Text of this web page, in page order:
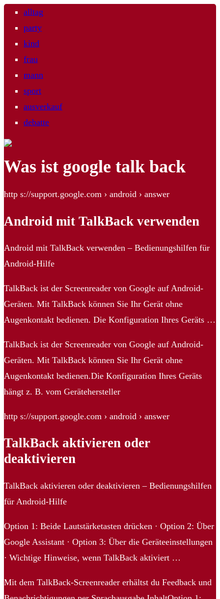
alltag
party
kind
frau
mann
sport
ausverkauf
debatte
Was ist google talk back
http s://support.google.com › android › answer
Android mit TalkBack verwenden
Android mit TalkBack verwenden – Bedienungshilfen für
Android-Hilfe
TalkBack ist der Screenreader von Google auf Android-
Geräten. Mit TalkBack können Sie Ihr Gerät ohne
Augenkontakt bedienen. Die Konfiguration Ihres Geräts …
TalkBack ist der Screenreader von Google auf Android-
Geräten. Mit TalkBack können Sie Ihr Gerät ohne
Augenkontakt bedienen.Die Konfiguration Ihres Geräts
hängt z. B. vom Gerätehersteller
http s://support.google.com › android › answer
TalkBack aktivieren oder
deaktivieren
TalkBack aktivieren oder deaktivieren – Bedienungshilfen
für Android-Hilfe
Option 1: Beide Lautstärketasten drücken · Option 2: Über
Google Assistant · Option 3: Über die Geräteeinstellungen
· Wichtige Hinweise, wenn TalkBack aktiviert …
Mit dem TalkBack-Screenreader erhältst du Feedback und